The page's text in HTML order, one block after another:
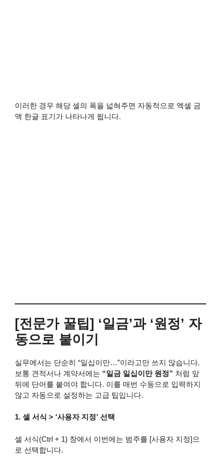
이러한 경우 해당 셀의 폭을 넓혀주면 자동적으로 엑셀 금
액 한글 표기가 나타나게 됩니다.
[전문가 꿀팁] ‘일금’과 ‘원정’ 자
동으로 붙이기
실무에서는 단순히 “일십이만…”이라고만 쓰지 않습니다.
보통 견적서나 계약서에는 “일금 일십이만 원정” 처럼 앞
뒤에 단어를 붙여야 합니다. 이를 매번 수동으로 입력하지
않고 자동으로 설정하는 고급 팁입니다.
1. 셀 서식 > ‘사용자 지정’ 선택
셀 서식(Ctrl + 1) 창에서 이번에는 범주를 [사용자 지정]으
로 선택합니다.